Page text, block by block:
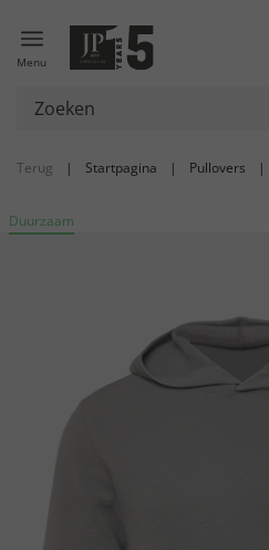
Menu
Terug | Startpagina | Pullovers |
Duurzaam